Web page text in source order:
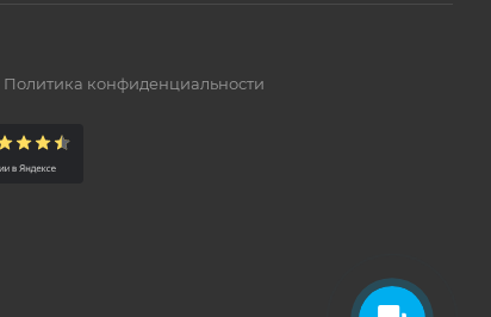
Политика конфиденциальности